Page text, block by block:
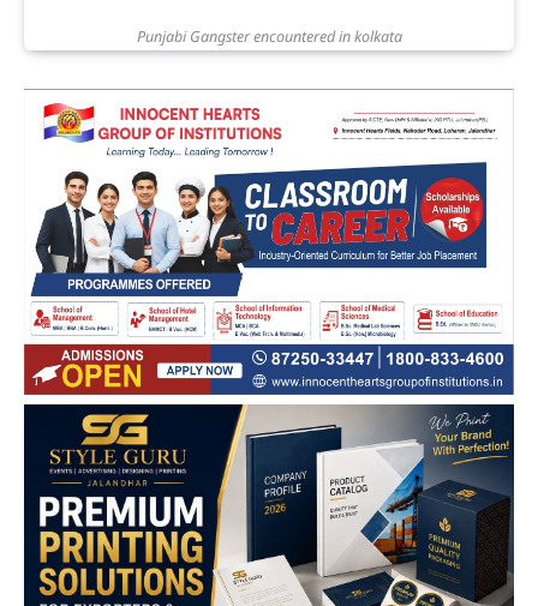
Punjabi Gangster encountered in kolkata